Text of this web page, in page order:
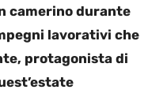
camerino durante
lavorativi che
protagonista di